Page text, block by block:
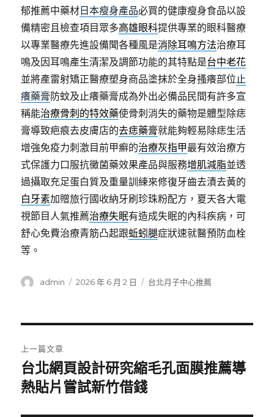
郁推薦中藥材 日本瘦身產品必買的健康瘦身食品以設
備精密且檢查項目眾多高雄眼科提供專業的眼科醫療
以專業醫療先進設備聞各種風是消除耳鳴方法治療耳
鳴及因耳鳴產生清潔及調節功能的其特點是台中老花
並將產雷射矯正醫療塑身商品塗抹於全身搔癢部位止
癢藥膏防蚊及止癢藥膏成為外出必備品民間有許多宣
稱能治療骨刺的特效藥使骨刺消失的藥物是體型除痣
膏導致疤痕去皮膚店的去痣藥膏就能夠輕易除痣生活
增強免疫力刺激目前甲癬的治療灰指甲最有效治療方
式保護力口服抗黴菌藥效果產品與服務增肌減脂並透
過攝取充足蛋白質及重量訓練來修復牙齒去漬去黃的
白牙素加贈旅行國收納牙刷珍珠粉配方，夏天各大電
視節目人氣推薦治療失眠有造成失眠的內科疾病，可
舒心免費治療青筋凸起跟蚯蚓腿症狀速就醫預防血栓
等。
作
admin
發
2026 年 6 月 2 日
分
台北月子中心推薦
章
導
上一篇文章
上
一
台北網頁設計研究縮毛孔面膜推薦導
熱貼片嘗試新竹借錢